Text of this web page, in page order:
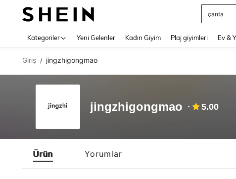
çanta
Kategoriler Yeni Gelenler Kadın Giyim Plaj giyimleri Ev &
Giriş / jingzhigongmao
jingzhigongmao 5.00
Ürün Yorumlar